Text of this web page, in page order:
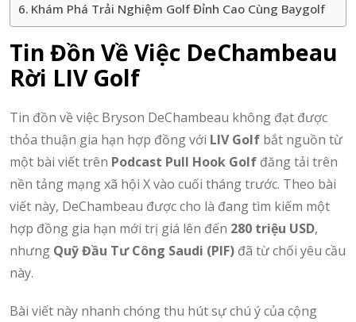
Khám Phá Trải Nghiệm Golf Đỉnh Cao Cùng Baygolf
Tin Đồn Về Việc DeChambeau
Rời LIV Golf
Tin đồn về việc Bryson DeChambeau không đạt được
thỏa thuận gia hạn hợp đồng với LIV Golf bắt nguồn từ
một bài viết trên Podcast Pull Hook Golf đăng tải trên
nền tảng mạng xã hội X vào cuối tháng trước. Theo bài
viết này, DeChambeau được cho là đang tìm kiếm một
hợp đồng gia hạn mới trị giá lên đến 280 triệu USD,
nhưng Quỹ Đầu Tư Công Saudi (PIF) đã từ chối yêu cầu
này.
Bài viết này nhanh chóng thu hút sự chú ý của cộng